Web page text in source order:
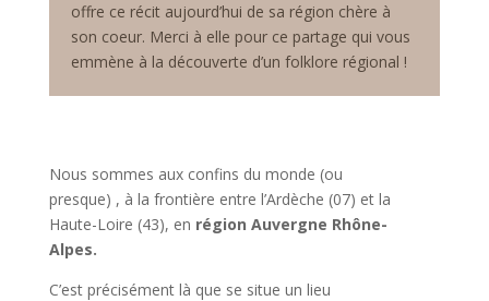
offre ce récit aujourd’hui de sa région chère à
son coeur. Merci à elle pour ce partage qui vous
emmène à la découverte d’un folklore régional !
Nous sommes aux confins du monde (ou
presque) , à la frontière entre l’Ardèche (07) et la
Haute-Loire (43), en région Auvergne Rhône-
Alpes.
C’est précisément là que se situe un lieu